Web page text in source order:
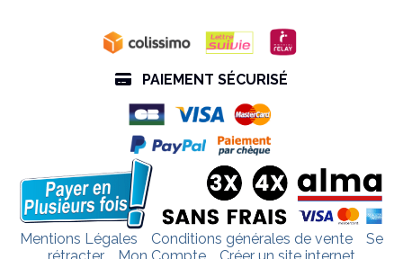
 PAIEMENT SÉCURISÉ
Mentions Légales Conditions générales de vente
Se